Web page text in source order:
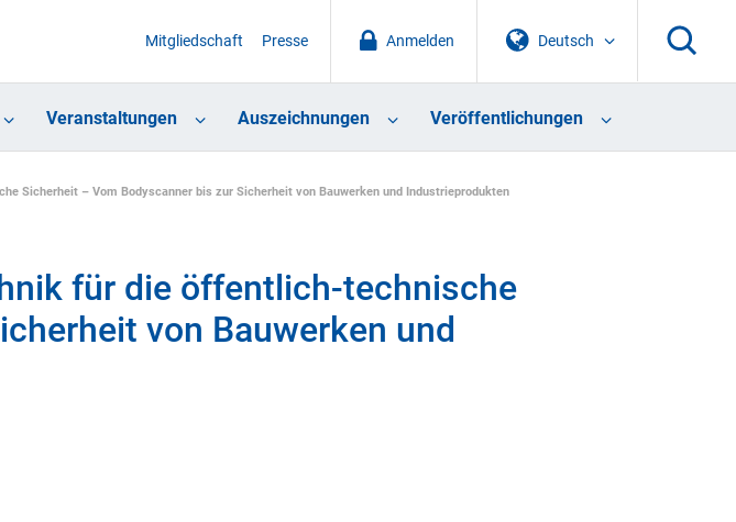
Deutsch
Anmelden
Mitgliedschaft Presse
Veranstaltungen Auszeichnungen Veröffentlichungen
Sicherheit – Vom Bodyscanner bis zur Sicherheit von Bauwerken und Industrieprodukten
für die öffentlich-technische
von Bauwerken und